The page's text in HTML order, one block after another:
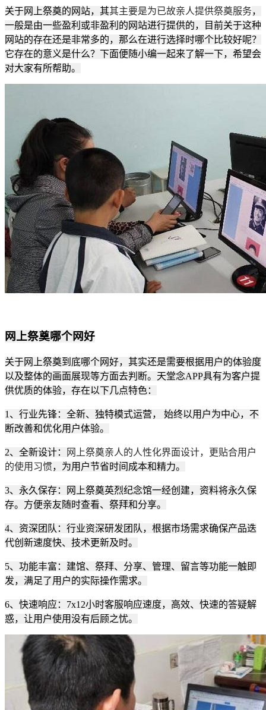
关于网上祭奠的网站，其其主要是为已故亲人提供祭奠服务，
一般是由一些盈利或非盈利的网站进行提供的，目前关于这种
网站的存在还是非常多的，那么在进行选择时哪个比较好呢？
它存在的意义是什么？下面便随小编一起来了解一下，希望会
对大家有所帮助。
网上祭奠哪个网好
关于网上祭奠到底哪个网好，其实还是需要根据用户的体验度
以及整体的画面展现等方面去判断。天堂念APP具有为客户提
供优质的体验，存在以下几点特色：
1、行业先锋：全新、独特模式运营， 始终以用户为中心，不
断改善和优化用户体验。
2、全新设计：
网上祭奠亲人的人性化界面设计，更贴合用户
的使用习惯，为用户节省时间成本和精力。
3、永久保存：网上祭奠英烈纪念馆一经创建，资料将永久保
存。方便亲友随时查看、祭拜和分享。
4、资深团队：行业资深研发团队，根据市场需求确保产品迭
代创新速度快、技术更新及时。
5、功能丰富：建馆、祭拜、分享、管理、留言等功能一触即
发，满足了用户的实际操作需求。
6、快速响应：7x12小时客服响应速度，高效、快速的答疑解
惑，让用户使用没有后顾之忧。